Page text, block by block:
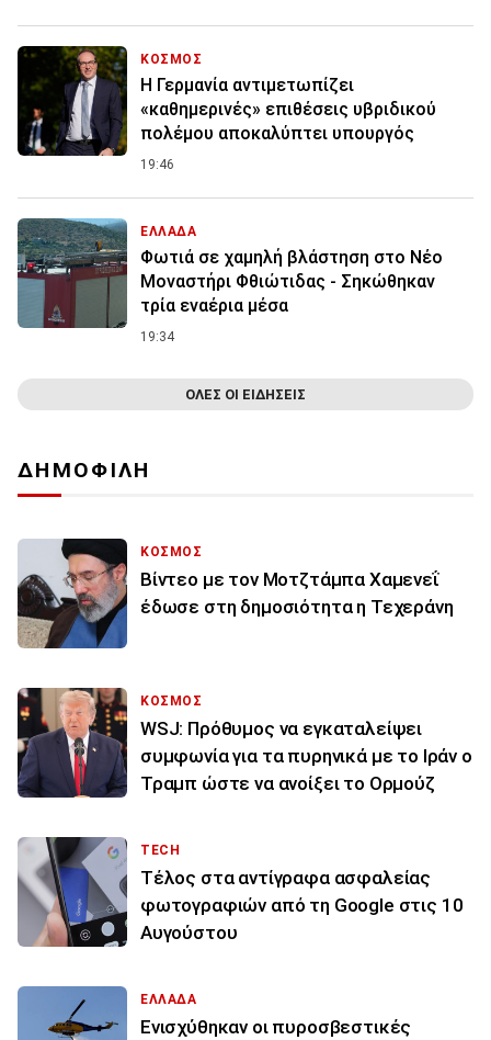
ΚΟΣΜΟΣ
Η Γερμανία αντιμετωπίζει
«καθημερινές» επιθέσεις υβριδικού
πολέμου αποκαλύπτει υπουργός
19:46
ΕΛΛΑΔΑ
Φωτιά σε χαμηλή βλάστηση στο Νέο
Μοναστήρι Φθιώτιδας - Σηκώθηκαν
τρία εναέρια μέσα
19:34
ΟΛΕΣ ΟΙ ΕΙΔΗΣΕΙΣ
ΔΗΜΟΦΙΛΗ
ΚΟΣΜΟΣ
Βίντεο με τον Μοτζτάμπα Χαμενεΐ
έδωσε στη δημοσιότητα η Τεχεράνη
ΚΟΣΜΟΣ
WSJ: Πρόθυμος να εγκαταλείψει
συμφωνία για τα πυρηνικά με το Ιράν ο
Τραμπ ώστε να ανοίξει το Ορμούζ
TECH
Τέλος στα αντίγραφα ασφαλείας
φωτογραφιών από τη Google στις 10
Αυγούστου
ΕΛΛΑΔΑ
Ενισχύθηκαν οι πυροσβεστικές